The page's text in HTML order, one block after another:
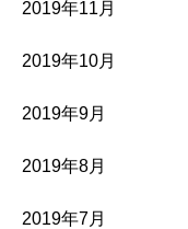
2019年11月
2019年10月
2019年9月
2019年8月
2019年7月